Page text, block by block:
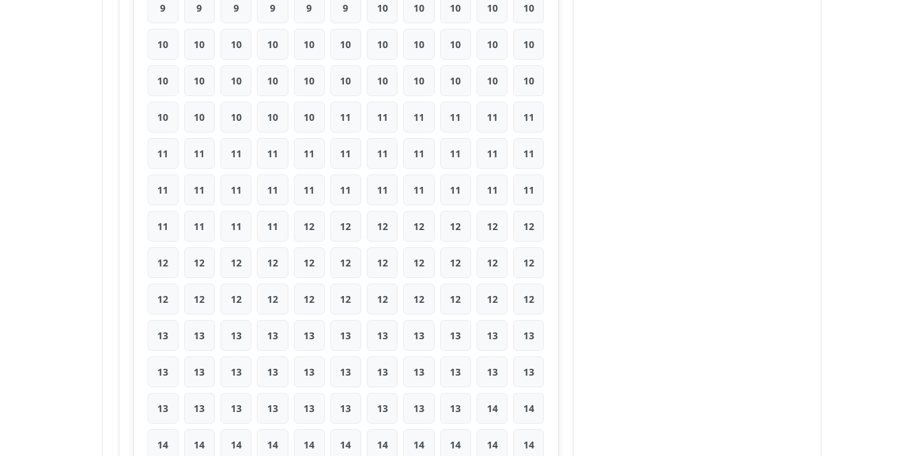
9 9 9 9 9 9 10 10 10 10 10
10 10 10 10 10 10 10 10 10 10 10
10 10 10 10 10 10 10 10 10 10 10
10 10 10 10 10 11 11 11 11 11 11
11 11 11 11 11 11 11 11 11 11 11
11 11 11 11 11 11 11 11 11 11 11
11 11 11 11 12 12 12 12 12 12 12
12 12 12 12 12 12 12 12 12 12 12
12 12 12 12 12 12 12 12 12 12 12
13 13 13 13 13 13 13 13 13 13 13
13 13 13 13 13 13 13 13 13 13 13
13 13 13 13 13 13 13 13 13 14 14
14 14 14 14 14 14 14 14 14 14 14